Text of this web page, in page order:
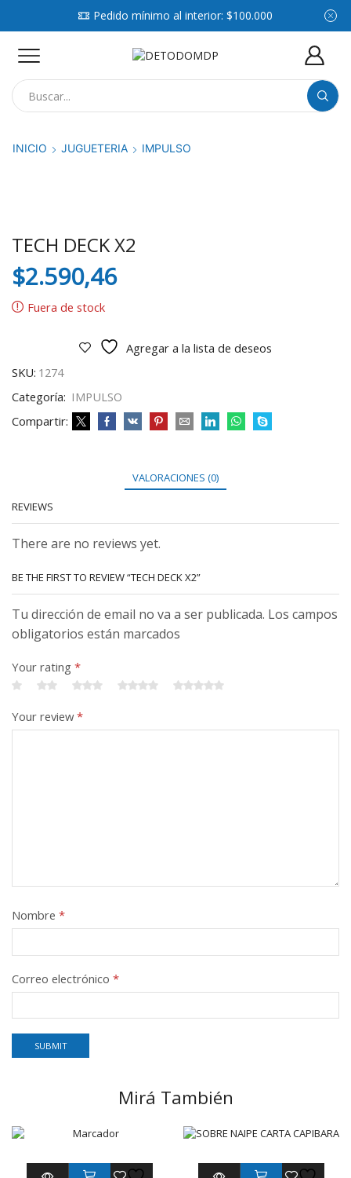
Pedido mínimo al interior: $100.000
INICIO JUGUETERIA IMPULSO
TECH DECK X2
$2.590,46
Fuera de stock
Agregar a la lista de deseos
SKU: 1274
Categoría: IMPULSO
Compartir:
VALORACIONES (0)
REVIEWS
There are no reviews yet.
BE THE FIRST TO REVIEW “TECH DECK X2”
Tu dirección de email no va a ser publicada. Los campos
obligatorios están marcados
Your rating *
Your review*
Nombre *
Correo electrónico *
Mirá También